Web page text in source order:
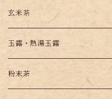
玄米茶
玉露・熱湯玉露
粉末茶